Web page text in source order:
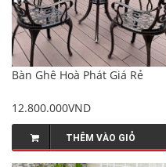
Bàn Ghê Hoà Phát Giá Rẻ
12.800.000VND
THÊM VÀO GIỎ